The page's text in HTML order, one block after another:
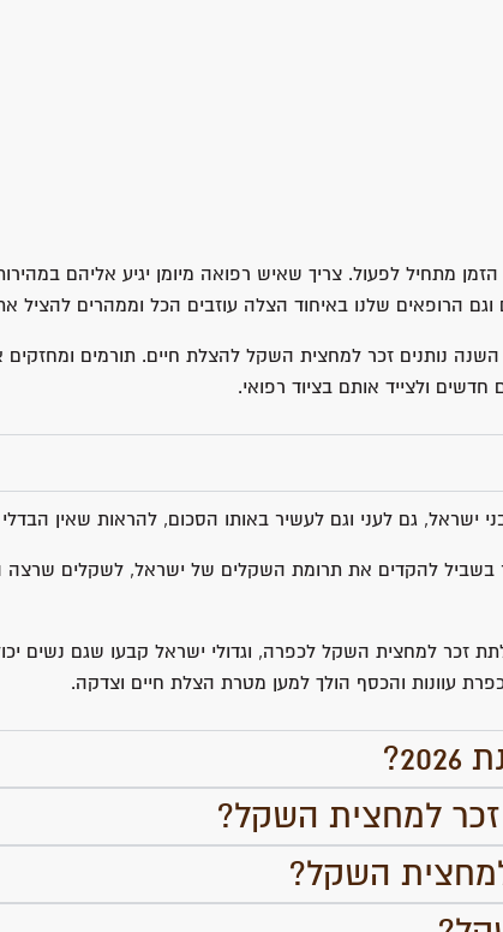
מתחיל לפעול. צריך שאיש רפואה מיומן יגיע אליהם
הרופאים שלנו באיחוד הצלה עוזבים הכל וממהרים להציל
השנה נותנים זכר למחצית השקל להצלת חיים. תורמים
ולצייד אותם בציוד רפואי.
ישראל, גם לעני וגם לעשיר באותו הסכום, להראות שאין
להקדים את תרומת השקלים של ישראל, לשקלים שרצה
זכר למחצית השקל לכפרה, וגדולי ישראל קבעו שגם נשים
עוונות והכסף הולך למען מטרת הצלת חיים וצדקה.
למחצית השקל?
השקל?